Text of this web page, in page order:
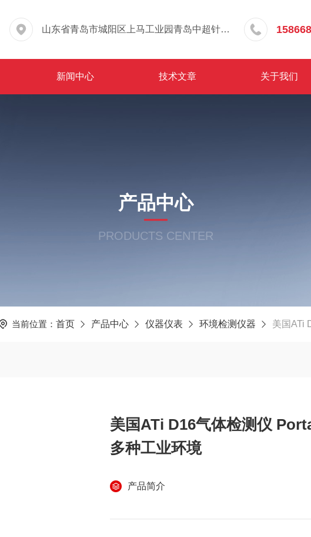
山东省青岛市城阳区上马工业园青岛中超针织有限公司院内东办公楼三层
新闻中心 技术文章 关于我们
产品中心
PRODUCTS CENTER
当前位置： 首页 产品中心 仪器仪表 环境检测仪器 美国ATi
美国ATi D16气体检测仪
多种工业环境
产品简介